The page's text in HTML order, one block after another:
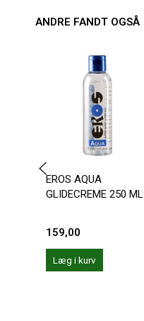
ANDRE FANDT OGSÅ
EROS AQUA
GLIDECREME 250 ML
159,00
Læg i kurv